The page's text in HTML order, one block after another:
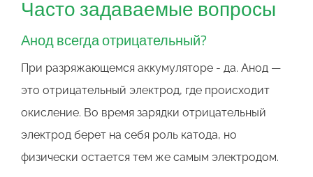
Часто задаваемые вопросы
Анод всегда отрицательный?
При разряжающемся аккумуляторе - да. Анод —
это отрицательный электрод, где происходит
окисление. Во время зарядки отрицательный
электрод берет на себя роль катода, но
физически остается тем же самым электродом.